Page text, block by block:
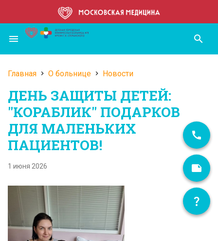
основному
содержанию
menu search
Строка
навигации
Главная О больнице Новости
ДЕНЬ ЗАЩИТЫ ДЕТЕЙ:
"КОРАБЛИК" ПОДАРКОВ
ДЛЯ МАЛЕНЬКИХ
ПАЦИЕНТОВ!
1 июня 2026